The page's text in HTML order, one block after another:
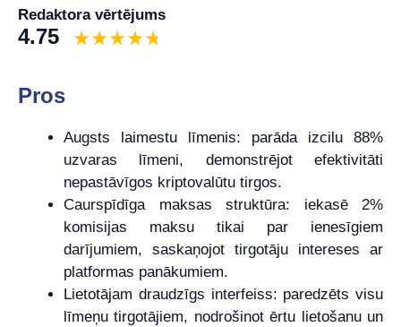
Redaktora vērtējums
4.75
Pros
Augsts laimestu līmenis: parāda izcilu 88%
uzvaras līmeni, demonstrējot efektivitāti
nepastāvīgos kriptovalūtu tirgos.
Caurspīdīga maksas struktūra: iekasē 2%
komisijas maksu tikai par ienesīgiem
darījumiem, saskaņojot tirgotāju intereses ar
platformas panākumiem.
Lietotājam draudzīgs interfeiss: paredzēts visu
līmeņu tirgotājiem, nodrošinot ērtu lietošanu un